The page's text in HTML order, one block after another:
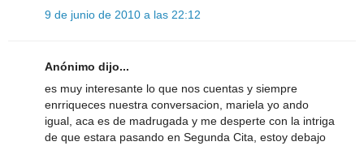
9 de junio de 2010 a las 22:12
Anónimo dijo...
es muy interesante lo que nos cuentas y siempre
enrriqueces nuestra conversacion, mariela yo ando
igual, aca es de madrugada y me desperte con la intriga
de que estara pasando en Segunda Cita, estoy debajo